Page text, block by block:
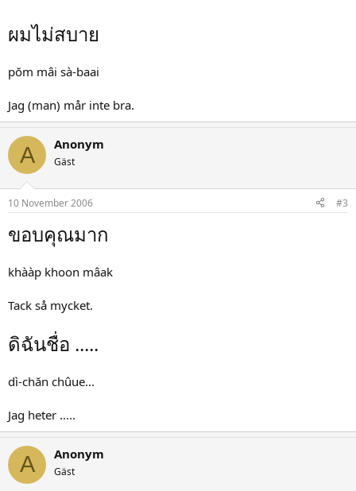
ผมไม่สบาย
pŏm mâi sà-baai
Jag (man) mår inte bra.
A Anonym
Gäst
10 November 2006 #3
ขอบคุณมาก
khààp khoon mâak
Tack så mycket.
ดิฉันชื่อ .....
dì-chăn chûue...
Jag heter .....
A Anonym
Gäst